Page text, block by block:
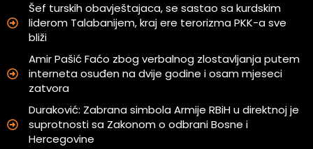
Šef turskih obavještajaca, se sastao sa kurdskim
liderom Talabanijem, kraj ere terorizma PKK-a sve
bliži
Amir Pašić Faćo zbog verbalnog zlostavljanja putem
interneta osuđen na dvije godine i osam mjeseci
zatvora
Duraković: Zabrana simbola Armije RBiH u direktnoj je
suprotnosti sa Zakonom o odbrani Bosne i
Hercegovine